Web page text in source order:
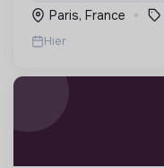
Paris, France
Hier